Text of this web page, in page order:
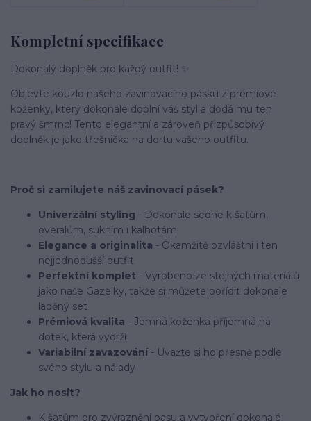
Kompletní specifikace
Dokonalý doplněk pro každý outfit! ✨
Objevte kouzlo našeho zavinovacího pásku z prémiové
koženky, který dokonale doplní váš styl a dodá mu ten
pravý šmrnc! Tento elegantní a zároveň přizpůsobivý
doplněk je jako třešnička na dortu vašeho outfitu.
Proč si zamilujete náš zavinovací pásek?
Univerzální styling - Dokonale sedne k šatům,
overalům, sukním i kalhotám
Elegance a originalita - Okamžitě ozvláštní i ten
nejjednodušší outfit
Perfektní komplet - Vyrobeno ze stejných materiálů
jako naše Gazelky, takže si můžete pořídit dokonale
laděný set
Prémiová kvalita - Jemná koženka příjemná na
dotek, která vydrží
Variabilní zavazování - Uvažte si ho přesně podle
svého stylu a nálady
Jak ho nosit?
K šatům pro zvýraznění pasu a vytvoření dokonalé